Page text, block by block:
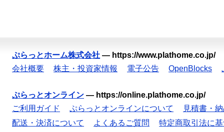
ぷらっとホーム株式会社 — https://www.plathome.co.jp/
会社概要
株主・投資家情報 電子公告 OpenBlocks
ぷらっとオンライン — https://online.plathome.co.jp/
ご利用ガイド
ぷらっとオンラインについて
見積書・
配送・決済について
よくあるご質問
特定商取引法に